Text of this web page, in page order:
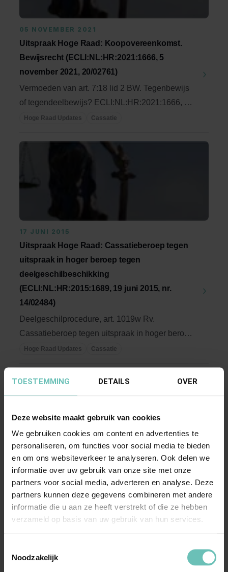
TOESTEMMING DETAILS OVER
Deze website maakt gebruik van cookies
We gebruiken cookies om content en advertenties te
personaliseren, om functies voor social media te bieden
en om ons websiteverkeer te analyseren. Ook delen we
informatie over uw gebruik van onze site met onze
partners voor social media, adverteren en analyse. Deze
partners kunnen deze gegevens combineren met andere
informatie die u aan ze heeft verstrekt of die ze hebben
verzameld op basis van uw gebruik van hun services.
Noodzakelijk
05 NOVEMBER 2021
Uitspraak Hoge Raad: Koopovereenkomst.
Bewijsrecht (ECLI:NL:HR:2021:1666, 5
november 2021, 20/02761)
Vermoeden van art. 7:18 lid 2 BW. Tegenbewijs
of tegendeelbewijs? ECLI:NL:HR:2021:1666, 5
november ...
Hoge Raad Updates Cassatie
17 JUNI 2015
Uitspraak Hoge Raad: Cassatieberoep tegen
uitspraak in hoger beroep tegen
deelgeschilbeschikking
(ECLI:NL:HR:2015:1689, 19 juni 2015, nr.
14/02484)
Deelgeschilprocedure, art. 1019w Rv.
Cassatieberoep tegen uitspraak in hoger beroep
tegen ...
Hoge Raad Updates Cassatie
06 MAART 2020
Uitspraak Hoge Raad: Intellectuele eigendom.
Onrechtmatige daad Uniemerkenrecht.
Collectief merk (ECLI:NL:HR:2020:391, 6
maart 2020, 18-04203)
Uitputting ...